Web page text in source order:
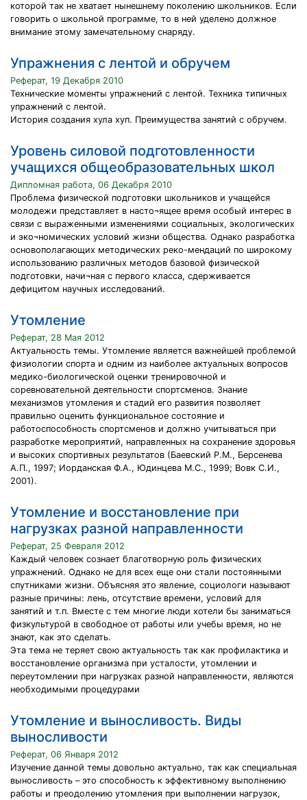
которой так не хватает нынешнему поколению школьников. Если
говорить о школьной программе, то в ней уделено должное
внимание этому замечательному снаряду.
Упражнения с лентой и обручем
Реферат, 19 Декабря 2010
Технические моменты упражнений с лентой. Техника типичных
упражнений с лентой.
История создания хула хуп. Преимущества занятий с обручем.
Уровень силовой подготовленности
учащихся общеобразовательных школ
Дипломная работа, 06 Декабря 2010
Проблема физической подготовки школьников и учащейся
молодежи представляет в насто¬ящее время особый интерес в
связи с выраженными изменениями социальных, экологических
и эко¬номических условий жизни общества. Однако разработка
основополагающих методических реко-мендаций по широкому
использованию различных методов базовой физической
подготовки, начи¬ная с первого класса, сдерживается
дефицитом научных исследований.
Утомление
Реферат, 28 Мая 2012
Актуальность темы. Утомление является важнейшей проблемой
физиологии спорта и одним из наиболее актуальных вопросов
медико-биологической оценки тренировочной и
соревновательной деятельности спортсменов. Знание
механизмов утомления и стадий его развития позволяет
правильно оценить функциональное состояние и
работоспособность спортсменов и должно учитываться при
разработке мероприятий, направленных на сохранение здоровья
и высоких спортивных результатов (Баевский Р.М., Берсенева
А.П., 1997; Иорданская Ф.А., Юдинцева М.С., 1999; Вовк С.И.,
2001).
Утомление и восстановление при
нагрузках разной направленности
Реферат, 25 Февраля 2012
Каждый человек сознает благотворную роль физических
упражнений. Однако не для всех еще они стали постоянными
спутниками жизни. Объясняя это явление, социологи называют
разные причины: лень, отсутствие времени, условий для
занятий и т.п. Вместе с тем многие люди хотели бы заниматься
физкультурой в свободное от работы или учебы время, но не
знают, как это сделать.
Эта тема не теряет свою актуальность так как профилактика и
восстановление организма при усталости, утомлении и
переутомлении при нагрузках разной направленности, являются
необходимыми процедурами
Утомление и выносливость. Виды
выносливости
Реферат, 06 Января 2012
Изучение данной темы довольно актуально, так как специальная
выносливость – это способность к эффективному выполнению
работы и преодолению утомления при выполнении нагрузок,